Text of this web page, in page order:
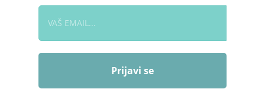
Prijavi se